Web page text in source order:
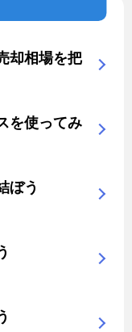
却相場を把
を使ってみ
ぼう